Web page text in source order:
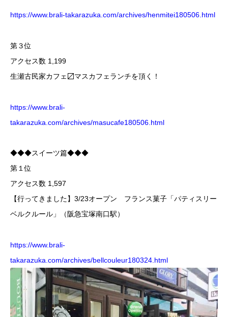
https://www.brali-takarazuka.com/archives/henmitei180506.html
第３位
アクセス数 1,199
生瀬古民家カフェ〼マスカフェランチを頂く！
https://www.brali-
takarazuka.com/archives/masucafe180506.html
◆◆◆スイーツ篇◆◆◆
第１位
アクセス数 1,597
【行ってきました】3/23オープン フランス菓子「パティスリー
ベルクルール」（阪急宝塚南口駅）
https://www.brali-
takarazuka.com/archives/bellcouleur180324.html